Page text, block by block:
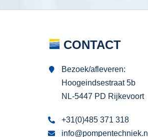
CONTACT
Bezoek/afleveren:
Hoogeindsestraat 5b
NL-5447 PD Rijkevoort
+31(0)485 371 318
info@pompentechniek.nl